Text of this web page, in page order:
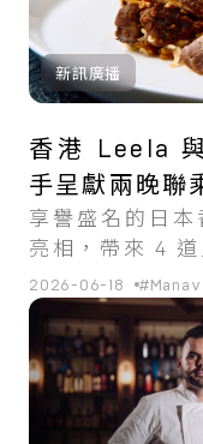
新訊廣播
香港 Leela
手呈獻兩晚聯
享譽盛名的日
亮相，帶來 4 道
理。
2026-06-18